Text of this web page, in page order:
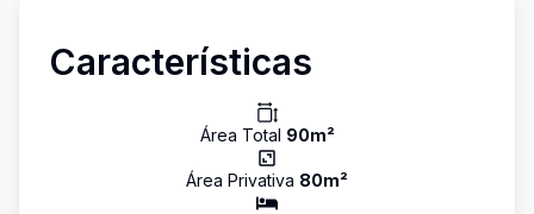
Características
Área Total 90m²
Área Privativa 80m²